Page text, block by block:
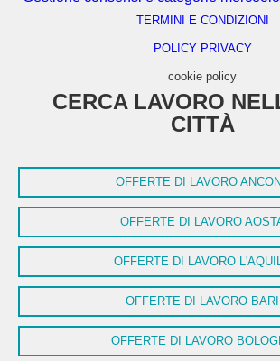
TERMINI E CONDIZIONI
POLICY PRIVACY
cookie policy
CERCA LAVORO
CITTÀ
OFFERTE DI LAVORO
OFFERTE DI LAVORO
OFFERTE DI LAVORO
OFFERTE DI LAVORO BARI
OFFERTE DI LAVORO